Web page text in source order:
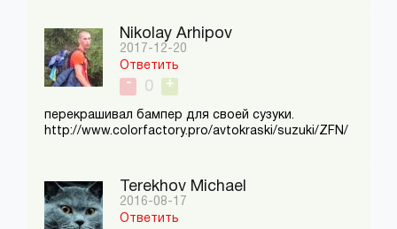
Nikolay Arhipov
2017-12-20
Ответить
-
0 +
перекрашивал бампер для своей сузуки.
http://www.colorfactory.pro/avtokraski/suzuki/ZFN/
Terekhov Michael
2016-08-17
Ответить